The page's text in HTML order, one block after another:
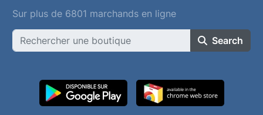
Sur plus de 6801 marchands en ligne
Search